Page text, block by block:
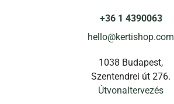
+36 1 4390063
hello@kertishop.com
1038 Budapest,
Szentendrei út 276.
Útvonaltervezés